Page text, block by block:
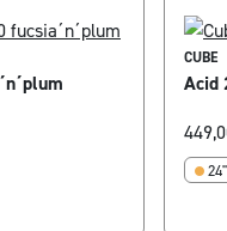
CUBE
Acid
24"